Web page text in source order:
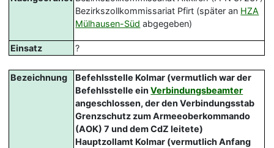
Bezirkszollkommissariat Pfirt (später an HZA
Mülhausen-Süd abgegeben)
Einsatz ?
Bezeichnung
Befehlsstelle Kolmar (vermutlich war der
Befehlsstelle einVerbindungsbeamter
angeschlossen, der den Verbindungsstab
Grenzschutz zum Armeeoberkommando
(AOK) 7 und dem CdZ leitete)
Hauptzollamt Kolmar (vermutlich Anfang